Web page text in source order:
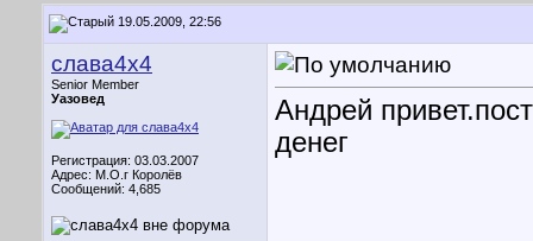
19.05.2009, 22:56
слава4х4
Senior Member
Уазовед
Регистрация: 03.03.2007
Адрес: М.О.г Королёв
Сообщений: 4,685
Андрей
денег